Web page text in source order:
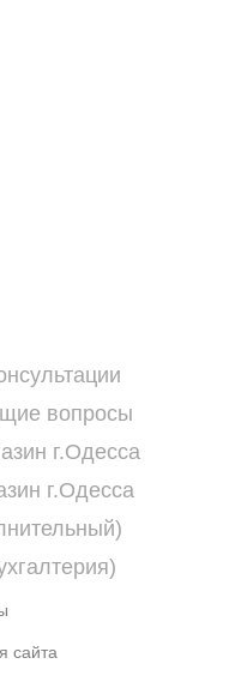
вопросы
г.Одесса
г.Одесса
сайта